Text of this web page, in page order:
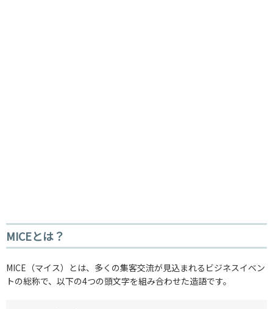
MICEとは？
MICE（マイス）とは、多くの集客交流が見込まれるビジネスイベン
トの総称で、以下の4つの頭文字を組み合わせた造語です。